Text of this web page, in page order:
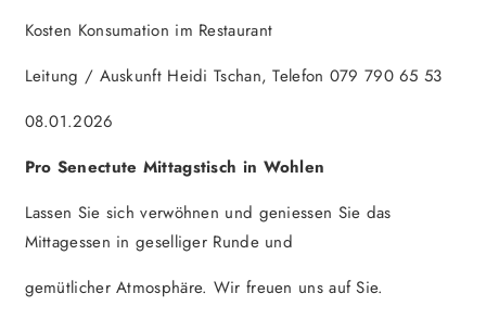
Kosten Konsumation im Restaurant
Leitung / Auskunft Heidi Tschan, Telefon 079 790 65 53
08.01.2026
Pro Senectute Mittagstisch in Wohlen
Lassen Sie sich verwöhnen und geniessen Sie das
Mittagessen in geselliger Runde und
gemütlicher Atmosphäre. Wir freuen uns auf Sie.